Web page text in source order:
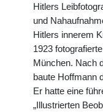
Hitlers
und
Hitlers innerem
1923
München. Nach
baute Hoffmann
Er hatte eine
„Illustrierten